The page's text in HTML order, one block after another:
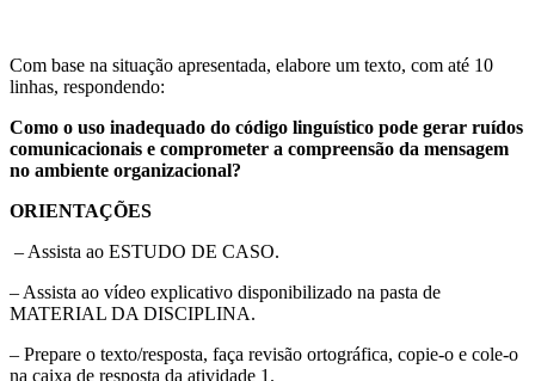
Com base na situação apresentada, elabore um texto, com até 10
linhas, respondendo:
Como o uso inadequado do código linguístico pode gerar ruídos
comunicacionais e comprometer a compreensão da mensagem
no ambiente organizacional?
ORIENTAÇÕES
– Assista ao ESTUDO DE CASO.
– Assista ao vídeo explicativo disponibilizado na pasta de
MATERIAL DA DISCIPLINA.
– Prepare o texto/resposta, faça revisão ortográfica, copie-o e cole-o
na caixa de resposta da atividade 1.